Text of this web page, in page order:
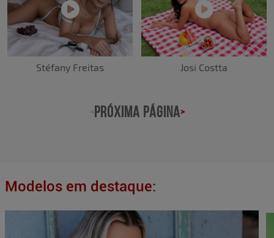
Stéfany Freitas Josi Costta
PRÓXIMA PÁGINA>
Modelos em destaque: